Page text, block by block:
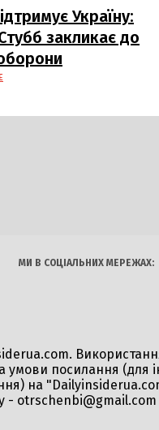
Україну:
закликає до
МИ В СОЦІАЛЬНИХ МЕРЕЖАХ:
умови посилання (для
на
- otrschenbi@gmail.com